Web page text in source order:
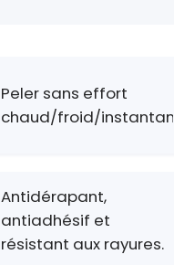
Peler sans effort
chaud/froid/
Antidérapant,
antiadhésif et
résistant aux rayures.